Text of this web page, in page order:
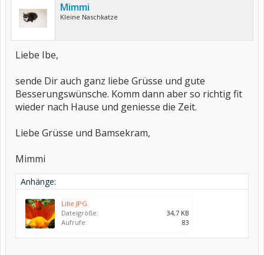
Mimmi
Kleine Naschkatze
Liebe Ibe,
sende Dir auch ganz liebe Grüsse und gute
Besserungswünsche. Komm dann aber so richtig fit
wieder nach Hause und geniesse die Zeit.
Liebe Grüsse und Bamsekram,
Mimmi
Anhänge:
Lilie.JPG
Dateigröße:
34,7 KB
Aufrufe:
83